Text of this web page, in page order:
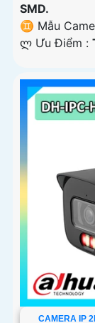
SMD.
♊ Mẫu
️ლ Ưu Điểm :
CAMERA IP